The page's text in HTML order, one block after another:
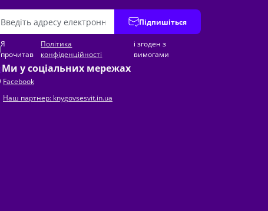
Ми у соціальних мережах
Facebook
Наш партнер: knygovsesvit.in.ua
Підпишіться
Я
прочитав
Політика
конфіденційності
і згоден з
вимогами